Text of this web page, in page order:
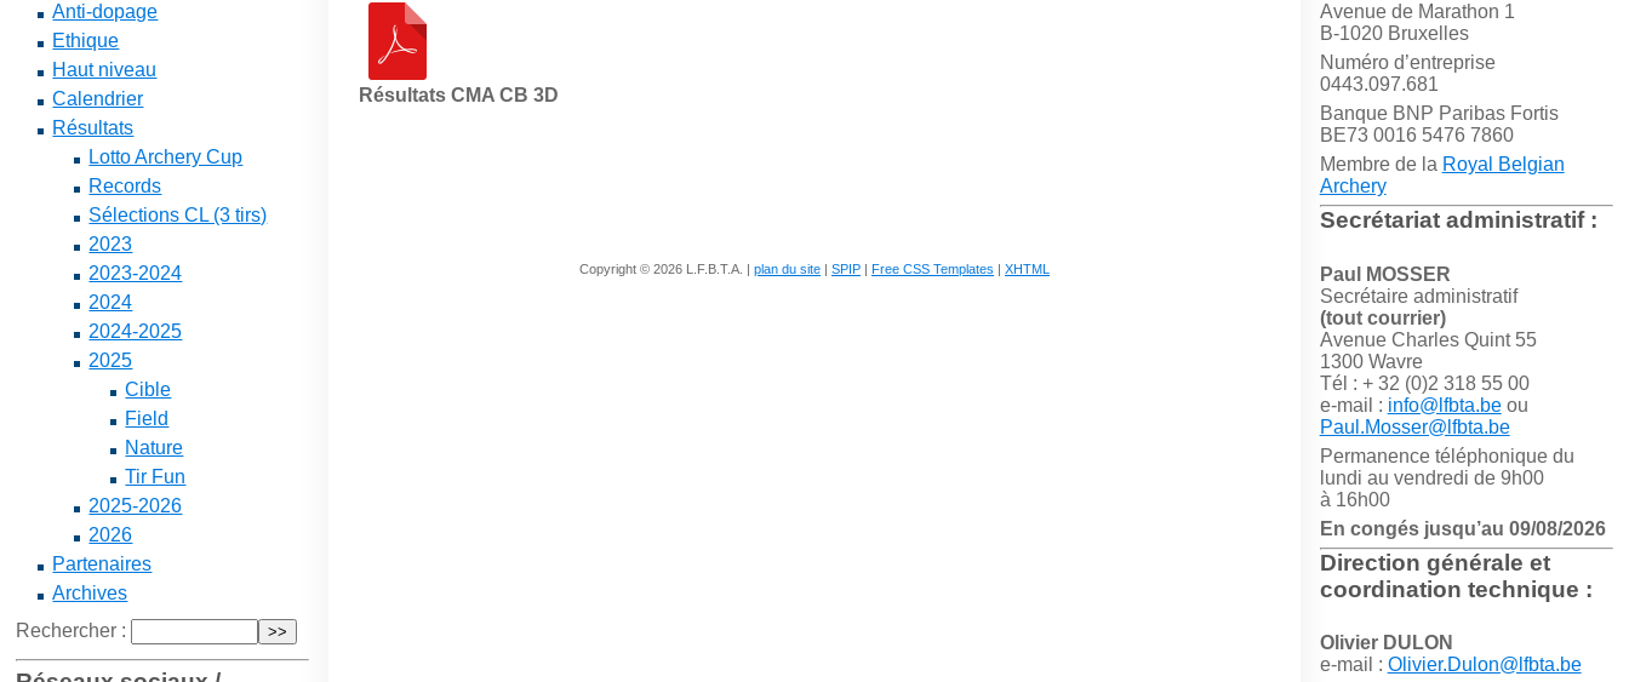
Avenue de Marathon 1
B-1020 Bruxelles
Numéro d’entreprise
0443.097.681
Banque BNP Paribas Fortis
BE73 0016 5476 7860
Membre de la Royal Belgian
Archery
Secrétariat administratif :
Paul MOSSER
Secrétaire administratif
(tout courrier)
Avenue Charles Quint 55
1300 Wavre
Tél : + 32 (0)2 318 55 00
e-mail : info@lfbta.beou
Paul.Mosser@lfbta.be
Permanence téléphonique du
lundi au vendredi de 9h00
à 16h00
En congés jusqu’au 09/08/2026
Direction générale et
coordination technique :
Olivier DULON
e-mail : Olivier.Dulon@lfbta.be
Anti-dopage
Ethique
Haut niveau
Calendrier
Résultats
Lotto Archery Cup
Records
Sélections CL (3 tirs)
2023
2023-2024
2024
2024-2025
2025
Cible
Field
Nature
Tir Fun
2025-2026
2026
Partenaires
Archives
Rechercher :
Résultats CMA CB 3D
Copyright © 2026 L.F.B.T.A. | plan du site | SPIP | Free CSS Templates | XHTML